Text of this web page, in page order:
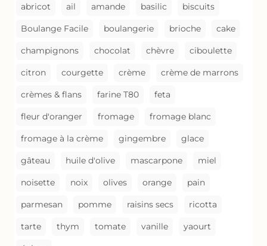
abricot ail amande basilic biscuits
Boulange Facile boulangerie brioche cake
champignons chocolat chèvre ciboulette
citron courgette crème crème de marrons
crèmes & flans farine T80 feta
fleur d'oranger fromage fromage blanc
fromage à la crème gingembre glace
gâteau huile d'olive mascarpone miel
noisette noix olives orange pain
parmesan pomme raisins secs ricotta
tarte thym tomate vanille yaourt